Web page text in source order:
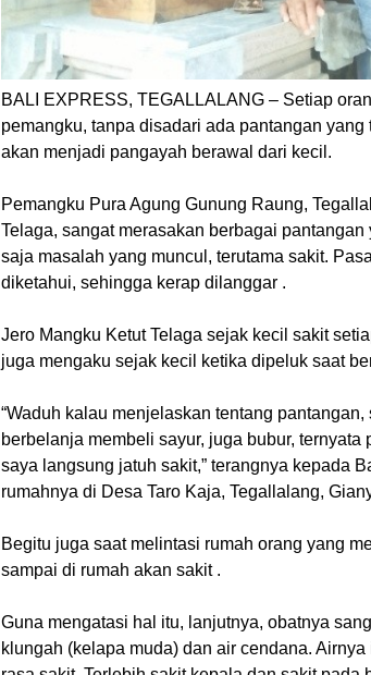
BALI EXPRESS, TEGALLALANG – Setiap
pemangku, tanpa disadari ada pantangan
akan menjadi pangayah berawal dari kecil.
Pemangku Pura Agung Gunung Raung,
Telaga, sangat merasakan berbagai
saja masalah yang muncul, terutama sakit.
diketahui, sehingga kerap dilanggar .
Jero Mangku Ketut Telaga sejak kecil sakit
juga mengaku sejak kecil ketika dipeluk saat
“Waduh kalau menjelaskan tentang
berbelanja membeli sayur, juga bubur,
saya langsung jatuh sakit,” terangnya kepada
rumahnya di Desa Taro Kaja, Tegallalang,
Begitu juga saat melintasi rumah orang yang
sampai di rumah akan sakit .
Guna mengatasi hal itu, lanjutnya, obatnya
klungah (kelapa muda) dan air cendana.